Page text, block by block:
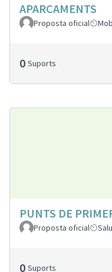
APARCAMENTS
Proposta oficial
0 Suports
PUNTS DE
Proposta oficial
0 Suports